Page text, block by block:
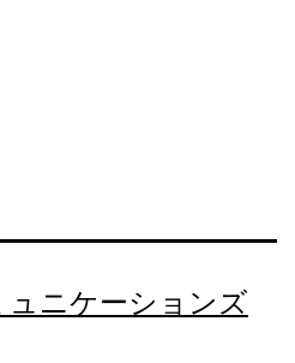
ュニケーションズ